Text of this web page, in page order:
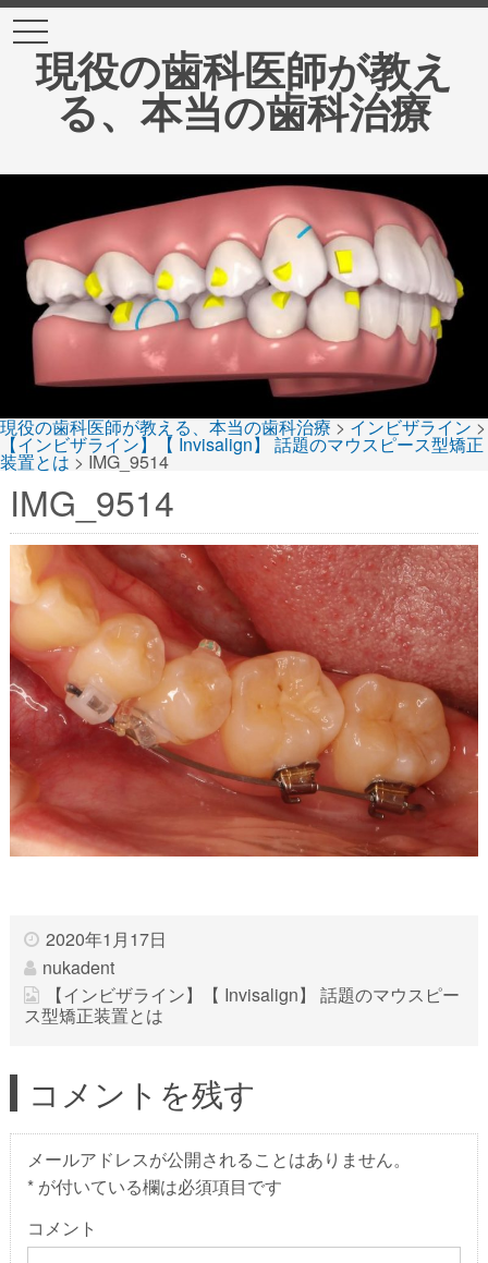
現役の歯科医師が教え
る、本当の歯科治療
t
o
g
i
i
o
n
現役の歯科医師が教える、本当の歯科治療>インビザライン>
【インビザライン】【 Invisalign】 話題のマウスピース型矯正
装置とは > IMG_9514
IMG_9514
2020年1月17日
nukadent
【インビザライン】【 Invisalign】 話題のマウスピー
ス型矯正装置とは
コメントを残す
メールアドレスが公開されることはありません。
*が付いている欄は必須項目です
コメント